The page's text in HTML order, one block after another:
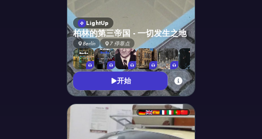
LightUp
柏林的第三帝国 - 一切发生之地
Berlín 7 停靠点
开始